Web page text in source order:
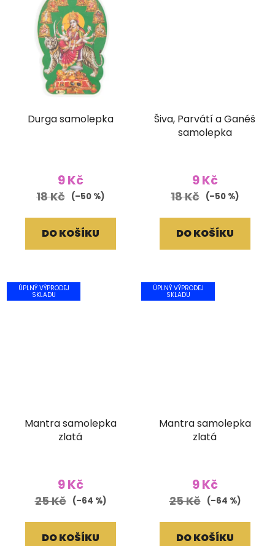
Durga samolepka
9 Kč
18 Kč (–50 %)
DO KOŠÍKU
Šiva, Parvátí a Ganéš
samolepka
9 Kč
18 Kč (–50 %)
DO KOŠÍKU
ÚPLNÝ VÝPRODEJ
SKLADU
Mantra samolepka
zlatá
9 Kč
25 Kč (–64 %)
DO KOŠÍKU
ÚPLNÝ VÝPRODEJ
SKLADU
Mantra samolepka
zlatá
9 Kč
25 Kč (–64 %)
DO KOŠÍKU